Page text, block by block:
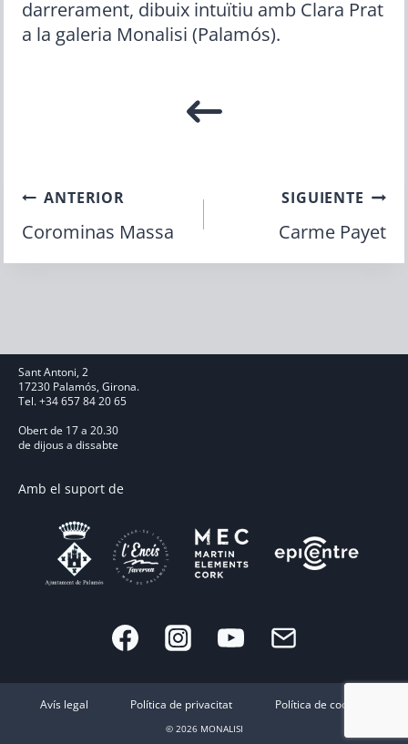
darrerament, dibuix intuïtiu amb Clara Prat
a la galeria Monalisi (Palamós).
Navegación
de
ANTERIOR
Corominas Massa
SIGUIENTE
Carme Payet
Sant Antoni, 2
17230 Palamós, Girona.
Tel. +34 657 84 20 65
Obert de 17 a 20.30
de dijous a dissabte
Amb el suport de
Avís legal Política de privacitat Política de cookies
© 2026 MONALISI